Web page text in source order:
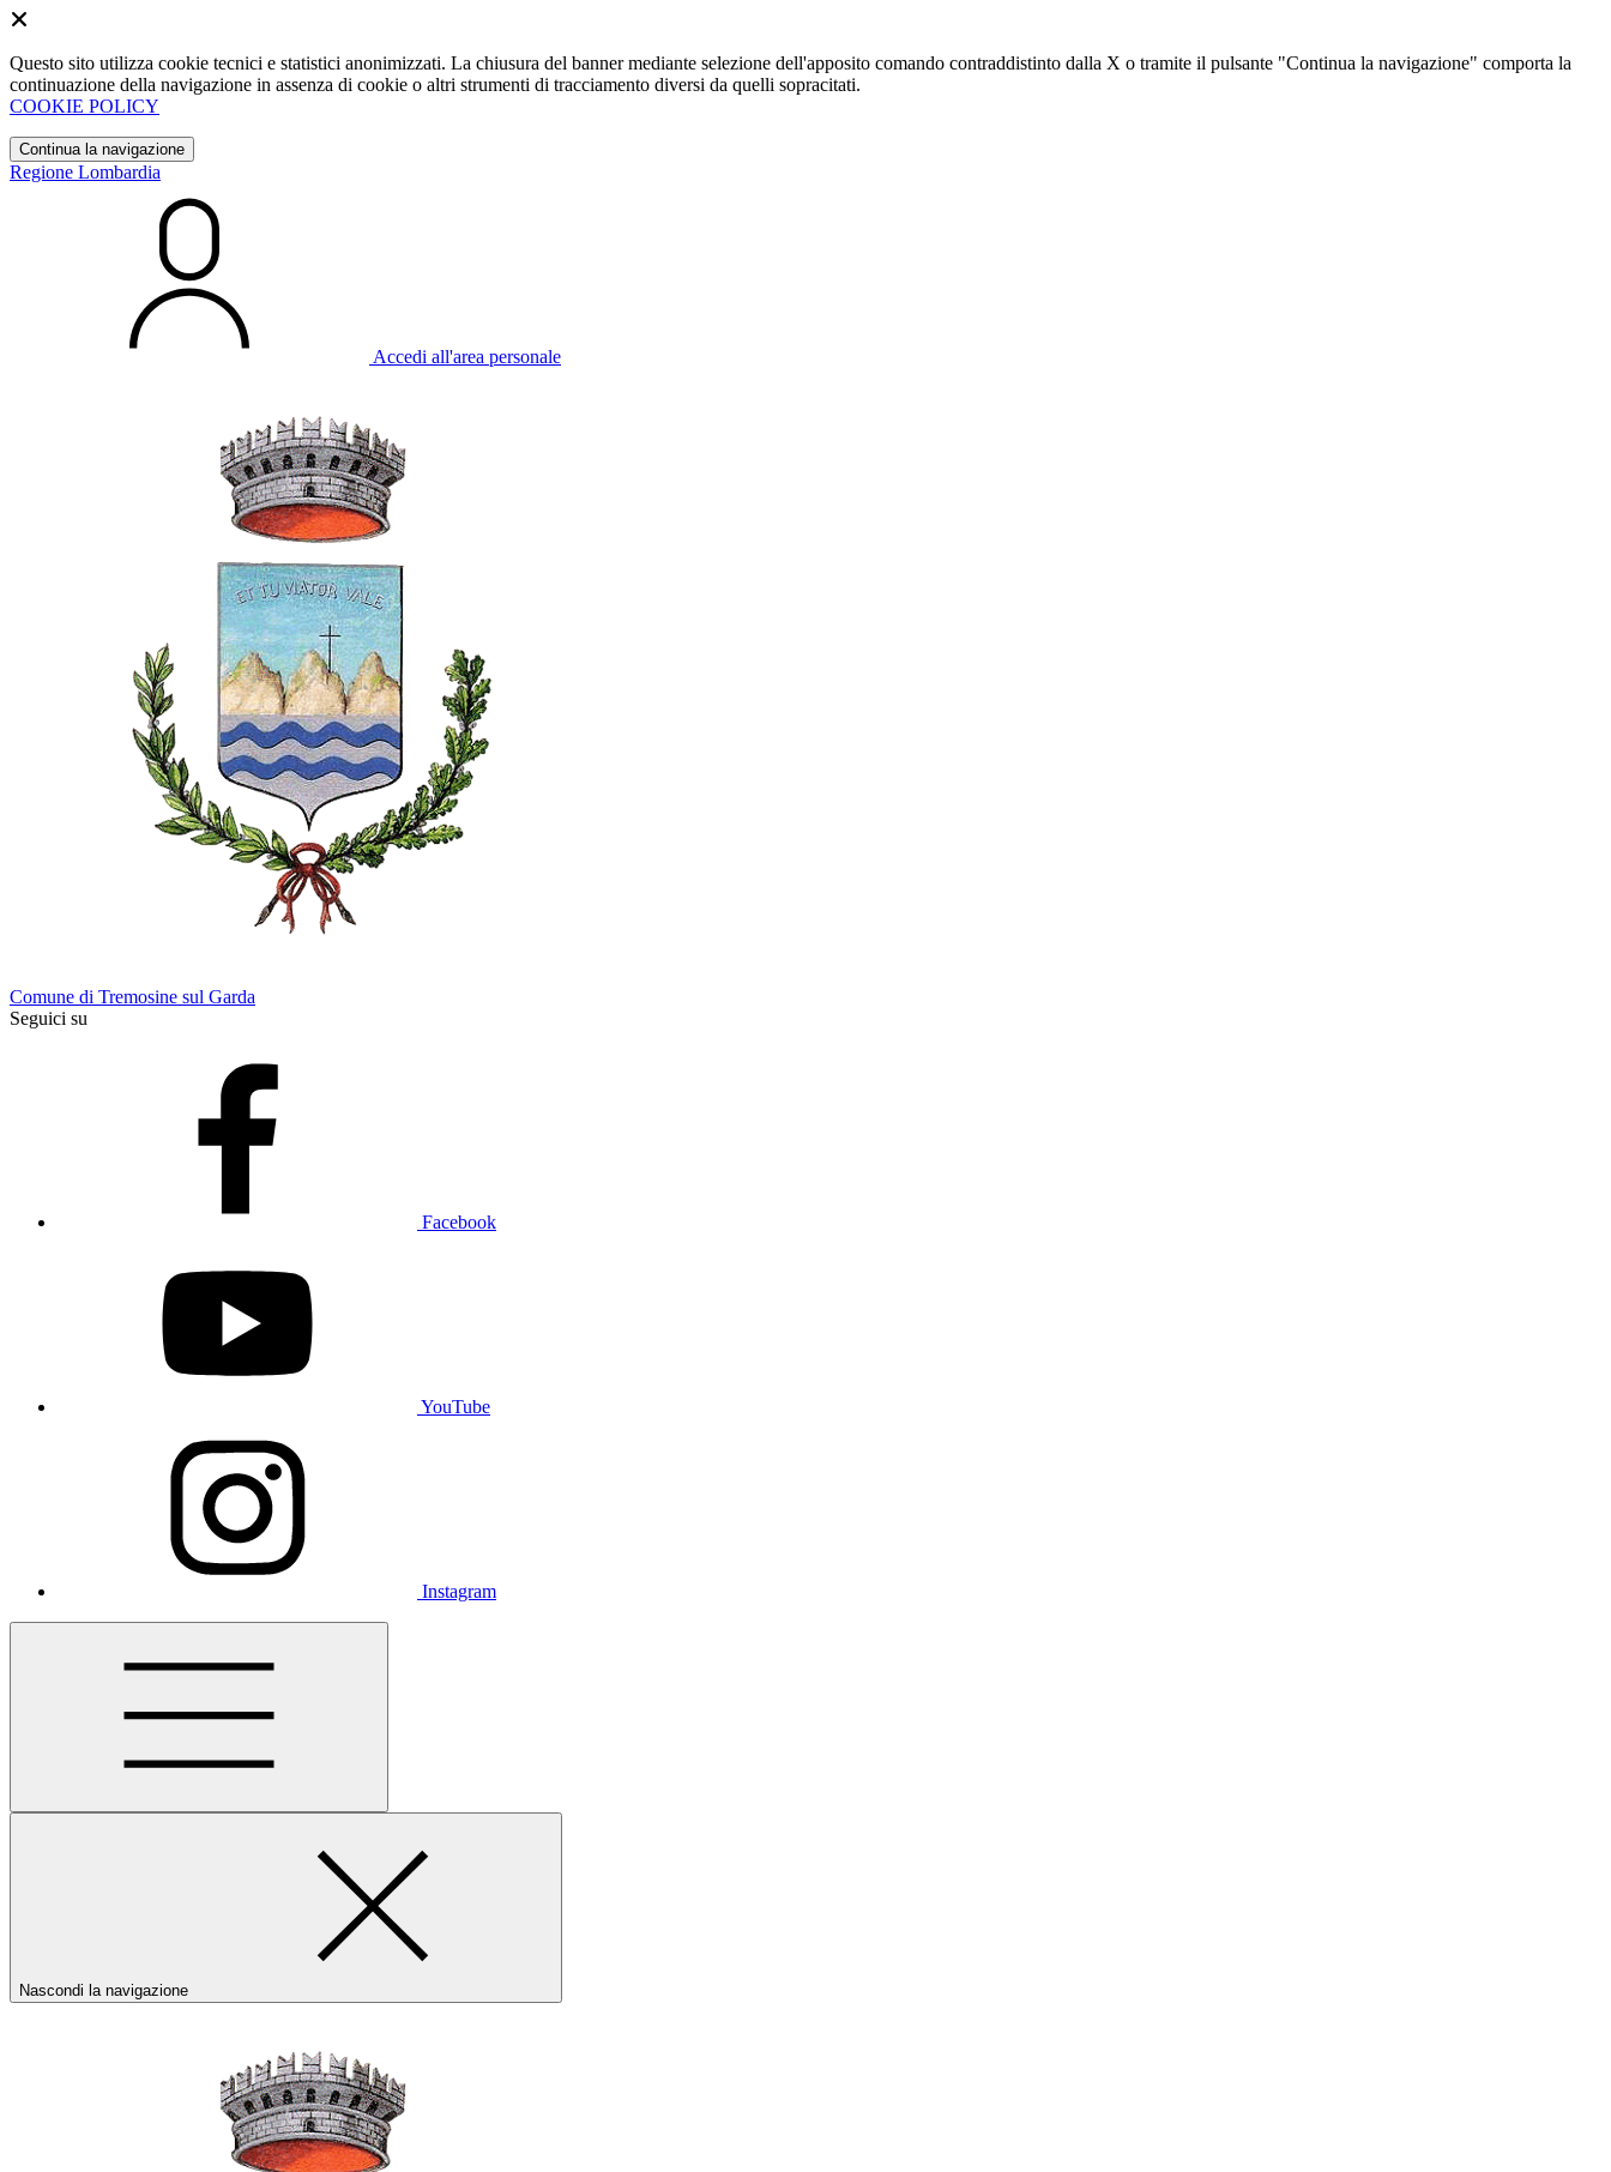
Questo sito utilizza cookie tecnici e statistici anonimizzati. La chiusura del banner mediante selezione dell'apposito comando contraddistinto dalla X o tramite il pulsante "Continua la navigazione" comporta la
continuazione della navigazione in assenza di cookie o altri strumenti di tracciamento diversi da quelli sopracitati.
COOKIE POLICY
Continua la navigazione
Regione Lombardia
Accedi all'area personale
Comune di Tremosine sul Garda
Seguici su
Facebook
YouTube
Instagram
Nascondi la navigazione